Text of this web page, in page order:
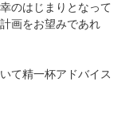
のはじまりとなって
画をお望みであれ
て精一杯アドバイス